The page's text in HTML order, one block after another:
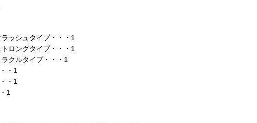
ッシュタイプ・・・1
ロングタイプ・・・1
クルタイプ・・・1
・1
・1
1